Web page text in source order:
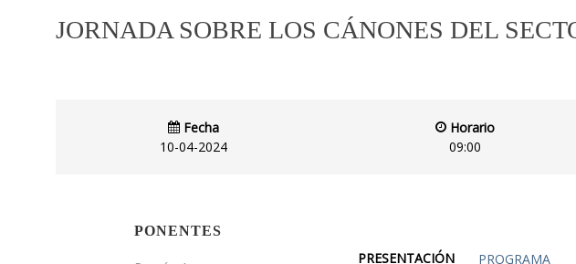
JORNADA SOBRE LOS CÁNONES DEL
Fecha
10-04-2024
Horario
09:00
PONENTES
PRESENTACIÓN PROGRAMA